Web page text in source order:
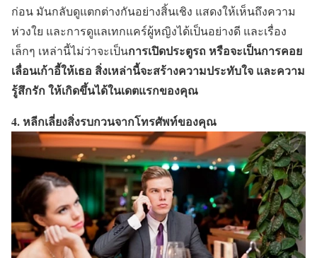
ก่อน มันกลับดูแตกต่างกันอย่างสิ้นเชิง แสดงให้เห็นถึงความ
ห่วงใย และการดูแลเทกแคร์ผู้หญิงได้เป็นอย่างดี และเรื่อง
เล็กๆ เหล่านี้ไม่ว่าจะเป็นการเปิดประตูรถ หรือจะเป็นการคอย
เลื่อนเก้าอี้ให้เธอ สิ่งเหล่านี้จะสร้างความประทับใจ และความ
รู้สึกรัก ให้เกิดขึ้นได้ในเดตแรกของคุณ
4. หลีกเลี่ยงสิ่งรบกวนจากโทรศัพท์ของคุณ